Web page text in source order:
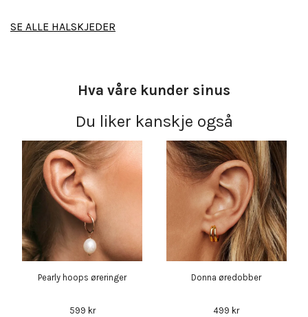
SE ALLE HALSKJEDER
Hva våre kunder sinus
Du liker kanskje også
Pearly hoops øreringer
599 kr
Donna øredobber
499 kr